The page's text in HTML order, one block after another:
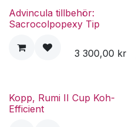
Advincula tillbehör:
Sacrocolpopexy Tip
3 300,00 kr
Kopp, Rumi II Cup Koh-
Efficient